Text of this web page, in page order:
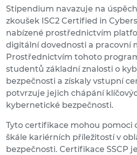
Stipendium navazuje na
zkoušek ISC2 Certified in
nabízené prostřednictvím
digitální dovednosti a pracovní
Prostřednictvím tohoto
studentů základní znalosti o
bezpečnosti a získaly vstupní
potvrzuje jejich chápání
kybernetické bezpečnosti.
Tyto certifikace mohou pomoci
škále kariérních příležitostí v
bezpečnosti. Certifikace SSCP